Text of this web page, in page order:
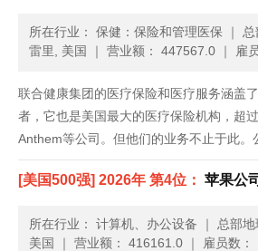
所在行业： 保健：保险和管理医保 ｜
雷里, 美国
｜ 营业额： 447567.0 ｜ 雇
联合健康集团的医疗保险和医疗服务涵盖
者，它也是美国最大的医疗保险机构，超
Anthem等公司。但他们的业务不止于此。
利对Optum医疗服务部门投入了重金，这
和健康数据分析等业务。虽然对于总部位
[美国500强] 2026年 第4位： 苹果公
所在行业： 计算机、办公设备 ｜ 总部地
美国
｜ 营业额： 416161.0 ｜ 雇员数